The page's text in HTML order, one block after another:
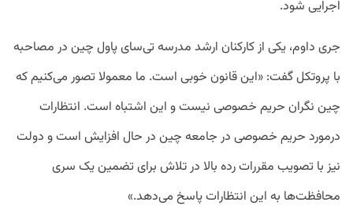
اجرایی شود.
جری داوم، یکی از کارکنان ارشد مدرسه تی‌سای پاول چین در مصاحبه
با پروتکل گفت: «این قانون خوبی است. ما معمولا تصور می‌کنیم که
چین نگران حریم خصوصی نیست و این اشتباه است. انتظارات
درمورد حریم خصوصی در جامعه چین در حال افزایش است و دولت
نیز با تصویب مقررات رده بالا در تلاش برای تضمین یک سری
محافظت‌ها به این انتظارات پاسخ می‌دهد.»